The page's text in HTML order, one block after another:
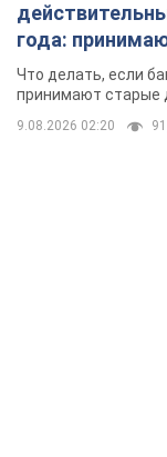
года:
банки такие
Что делать, если
принимают старые
9.08.2026 02:20